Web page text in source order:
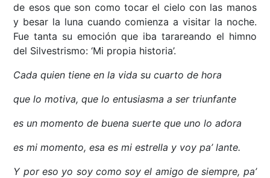
de esos que son como tocar el cielo con las manos
y besar la luna cuando comienza a visitar la noche.
Fue tanta su emoción que iba tarareando el himno
del Silvestrismo: ‘Mi propia historia’.
Cada quien tiene en la vida su cuarto de hora
que lo motiva, que lo entusiasma a ser triunfante
es un momento de buena suerte que uno lo adora
es mi momento, esa es mi estrella y voy pa’ lante.
Y por eso yo soy como soy el amigo de siempre, pa’